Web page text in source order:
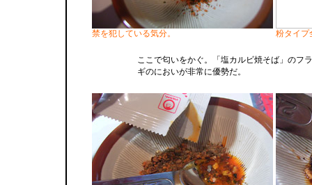
禁を犯している気分。 粉タイプ
ここで匂いをかぐ。「塩カルビ焼そば」のフ
ギのにおいが非常に優勢だ。